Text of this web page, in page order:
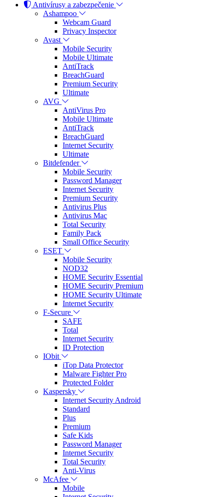
Antivírusy a zabezpečenie
Ashampoo
Webcam Guard
Privacy Inspector
Avast
Mobile Security
Mobile Ultimate
AntiTrack
BreachGuard
Premium Security
Ultimate
AVG
AntiVirus Pro
Mobile Ultimate
AntiTrack
BreachGuard
Internet Security
Ultimate
Bitdefender
Mobile Security
Password Manager
Internet Security
Premium Security
Antivirus Plus
Antivirus Mac
Total Security
Family Pack
Small Office Security
ESET
Mobile Security
NOD32
HOME Security Essential
HOME Security Premium
HOME Security Ultimate
Internet Security
F-Secure
SAFE
Total
Internet Security
ID Protection
IObit
iTop Data Protector
Malware Fighter Pro
Protected Folder
Kaspersky
Internet Security Android
Standard
Plus
Premium
Safe Kids
Password Manager
Internet Security
Total Security
Anti-Virus
McAfee
Mobile